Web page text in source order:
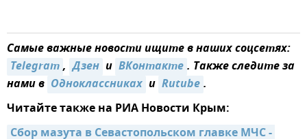
Самые важные новости ищите в наших соцсетях:
Telegram, Дзен и ВКонтакте. Также следите за
нами в Одноклассниках и Rutube.
Читайте также на РИА Новости Крым:
Сбор мазута в Севастопольском главке МЧС -